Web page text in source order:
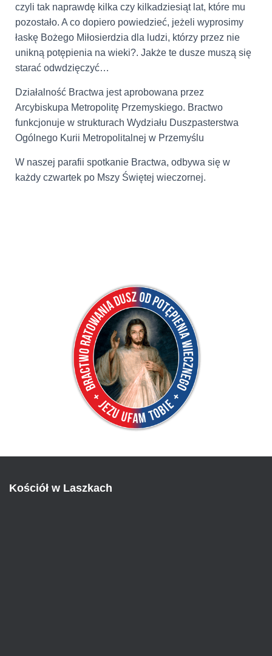
czyli tak naprawdę kilka czy kilkadziesiąt lat, które mu
pozostało. A co dopiero powiedzieć, jeżeli wyprosimy
łaskę Bożego Miłosierdzia dla ludzi, którzy przez nie
unikną potępienia na wieki?. Jakże te dusze muszą się
starać odwdzięczyć…
Działalność Bractwa jest aprobowana przez
Arcybiskupa Metropolitę Przemyskiego. Bractwo
funkcjonuje w strukturach Wydziału Duszpasterstwa
Ogólnego Kurii Metropolitalnej w Przemyślu
W naszej parafii spotkanie Bractwa, odbywa się w
każdy czwartek po Mszy Świętej wieczornej.
Kościół w Laszkach